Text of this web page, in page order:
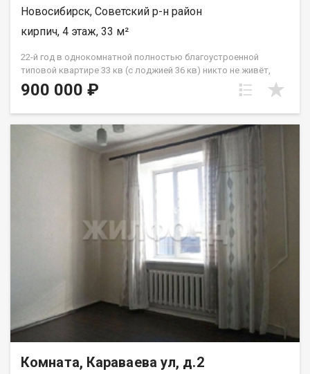
Новосибирск, Советский р-н район
кирпич, 4 этаж, 33 м²
22-й год в однокомнатной полностью благоустроенной
типовой квартире 33 кв (с лоджией 36 кв) никто не живёт,
никто не прописан. В квартире очень большая объёмная
кладовая , в которой можно поместить стиралку +
одежды, по сути заменяет одёжный шкаф. Не хрущёвка -
входы в кухню, в комнату из коридора квартиры. В хрущёвке
вход в кухню через комнату хрущёвки. Продам в этой
квартире по свою 1/4 долю, желательно одному человеку.
Выгодно, с учётом того,что в квартире 22-й год никто не
проживает и никто не прописан. Есть в продаже зем участок
10 соток, которым владею единолично.
900 000 ₽
Комната, Караваева ул, д.2